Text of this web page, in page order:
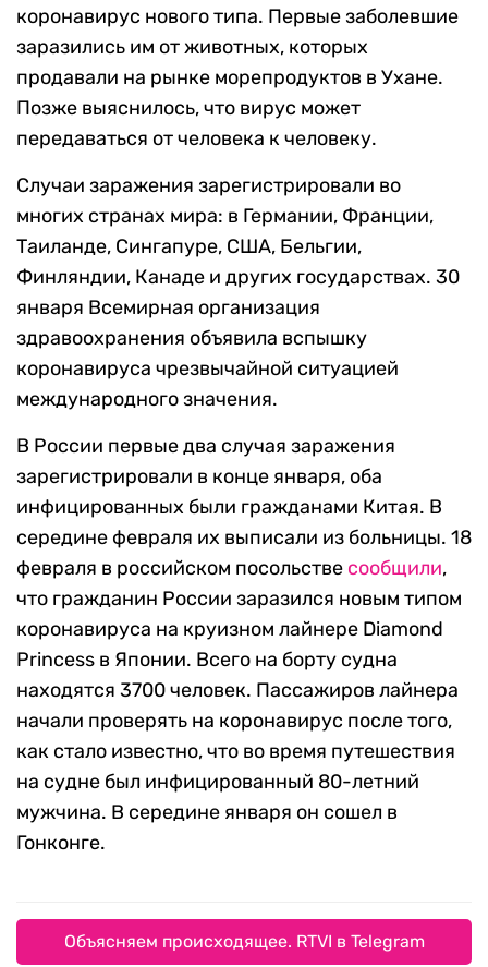
коронавирус нового типа. Первые заболевшие
заразились им от животных, которых
продавали на рынке морепродуктов в Ухане.
Позже выяснилось, что вирус может
передаваться от человека к человеку.
Случаи заражения зарегистрировали во
многих странах мира: в Германии, Франции,
Таиланде, Сингапуре, США, Бельгии,
Финляндии, Канаде и других государствах. 30
января Всемирная организация
здравоохранения объявила вспышку
коронавируса чрезвычайной ситуацией
международного значения.
В России первые два случая заражения
зарегистрировали в конце января, оба
инфицированных были гражданами Китая. В
середине февраля их выписали из больницы. 18
февраля в российском посольстве сообщили,
что гражданин России заразился новым типом
коронавируса на круизном лайнере Diamond
Princess в Японии. Всего на борту судна
находятся 3700 человек. Пассажиров лайнера
начали проверять на коронавирус после того,
как стало известно, что во время путешествия
на судне был инфицированный 80-летний
мужчина. В середине января он сошел в
Гонконге.
Объясняем происходящее. RTVI в Telegram